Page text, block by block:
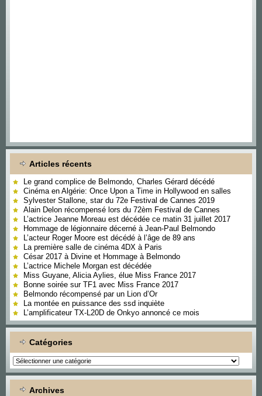
Articles récents
Le grand complice de Belmondo, Charles Gérard décédé
Cinéma en Algérie: Once Upon a Time in Hollywood en salles
Sylvester Stallone, star du 72e Festival de Cannes 2019
Alain Delon récompensé lors du 72èm Festival de Cannes
L’actrice Jeanne Moreau est décédée ce matin 31 juillet 2017
Hommage de légionnaire décerné à Jean-Paul Belmondo
L’acteur Roger Moore est décédé à l’âge de 89 ans
La première salle de cinéma 4DX à Paris
César 2017 à Divine et Hommage à Belmondo
L’actrice Michele Morgan est décédée
Miss Guyane, Alicia Aylies, élue Miss France 2017
Bonne soirée sur TF1 avec Miss France 2017
Belmondo récompensé par un Lion d’Or
La montée en puissance des ssd inquiète
L’amplificateur TX-L20D de Onkyo annoncé ce mois
Catégories
Catégories
Archives